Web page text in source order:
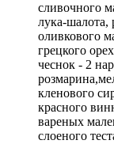
сливочного
лука-шалота,
оливкового
грецкого
чеснок - 2
кленового
красного
вареных
слоеного